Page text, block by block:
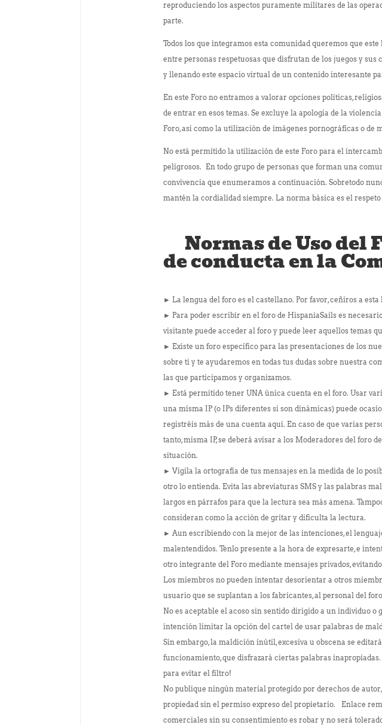
reproduciendo los aspectos puramente militares de las
parte.
Todos los que integramos esta comunidad queremos que
entre personas respetuosas que disfrutan de los juegos y
y llenando este espacio virtual de un contenido interesante
En este Foro no entramos a valorar opciones políticas,
de entrar en esos temas. Se excluye la apología de la
Foro, así como la utilización de imágenes pornográficas o de
No está permitido la utilización de este Foro para el
peligrosos. En todo grupo de personas que forman una
convivencia que enumeramos a continuación. Sobretodo
mantén la cordialidad siempre. La norma básica es el
Normas de Uso del
de conducta en la
► La lengua del foro es el castellano. Por favor, ceñiros a
► Para poder escribir en el foro de HispaniaSails es
visitante puede acceder al foro y puede leer aquellos temas
► Existe un foro específico para las presentaciones de los
sobre ti y te ayudaremos en todas tus dudas sobre nuestra
las que participamos y organizamos.
► Está permitido tener UNA única cuenta en el foro. Usar
una misma IP (o IPs diferentes si son dinámicas) puede
registréis más de una cuenta aquí. En caso de que varias
tanto, misma IP, se deberá avisar a los Moderadores del foro
situación.
► Vigila la ortografía de tus mensajes en la medida de lo
otro lo entienda. Evita las abreviaturas SMS y las palabras
largos en párrafos para que la lectura sea más amena.
consideran como la acción de gritar y dificulta la lectura.
► Aun escribiendo con la mejor de las intenciones, el
malentendidos. Tenlo presente a la hora de expresarte, e
otro integrante del Foro mediante mensajes privados,
Los miembros no pueden intentar desorientar a otros
usuario que se suplantan a los fabricantes, al personal del
No es aceptable el acoso sin sentido dirigido a un individuo o
intención limitar la opción del cartel de usar palabras de
Sin embargo, la maldición inútil, excesiva u obscena se
funcionamiento, que disfrazará ciertas palabras
para evitar el filtro!
No publique ningún material protegido por derechos de
propiedad sin el permiso expreso del propietario. Enlace
comerciales sin su consentimiento es robar y no será